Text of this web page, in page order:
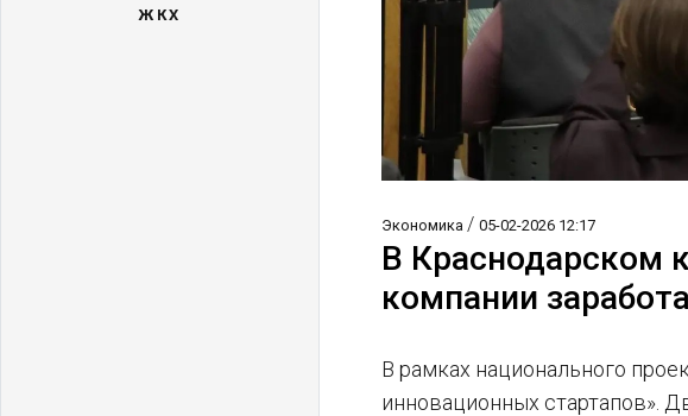
ЖКХ
Экономика /05-02-2026 12:17
В Краснодарском
компании
В рамках национального
инновационных стартапов».